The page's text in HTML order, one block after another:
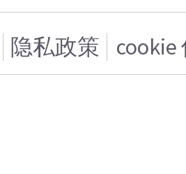
隐私政策 cookie